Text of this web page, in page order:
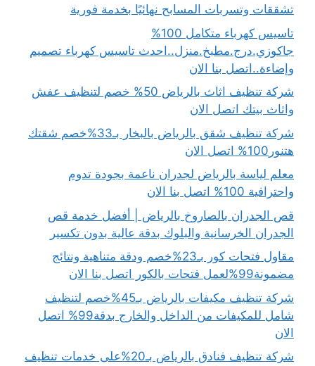
تشققات وتسربات المسابح نهائيًا بخدمة فورية
تاسيس كهرباء متكامل 100%
جاكوزي.درج.مطبخ.منزل..احدث تاسيس كهرباء تصميم
وإضاءة..اتصل بنا الان
شركة تنظيف اثاث بالرياض 50% خصم لتنظيف عفش
واثاث بيتك اتصل الان
شركة تنظيف شقق بالرياض بالبخار بـ33%خصم شقتك
هتنور100% اتصل الان
معلم لياسة بالرياض لجدران ناعمة بجودة تدوم
واحترافية 100% اتصل بنا الان
قص الجدران بالصاروخ بالرياض | أفضل خدمة قص
الجدران الخرسانية والبلوك بدقة عالية بدون تكسير
مقاول فتحات كور بـ23%خصم ودقة متناهية ونتائج
مضمونة99%لعمل فتحات بالكور اتصل بنا الان
شركة تنظيف مكيفات بالرياض بـ45%خصم لتنظيف
شامل للمكيفات من الداخل والخارج بدقة99% اتصل
الان
شركة تنظيف فنادق بالرياض بـ20%على خدمات تنظيف